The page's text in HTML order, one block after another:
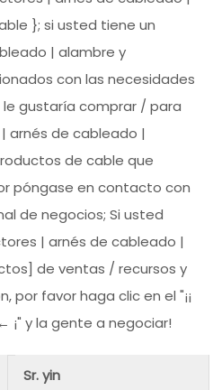
}; si usted tiene un
| alambre y
con las necesidades
gustaría comprar / para
arnés de cableado |
de cable que
póngase en contacto con
de negocios; Si usted
| arnés de cableado |
de ventas / recursos y
por favor haga clic en el "¡¡
¡" y la gente a negociar!
Sr. yin